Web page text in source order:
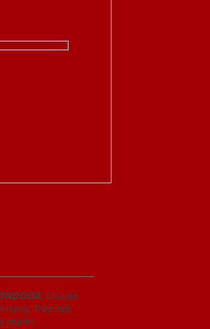
. Chuyên
hàng. Trên hết,
thành.